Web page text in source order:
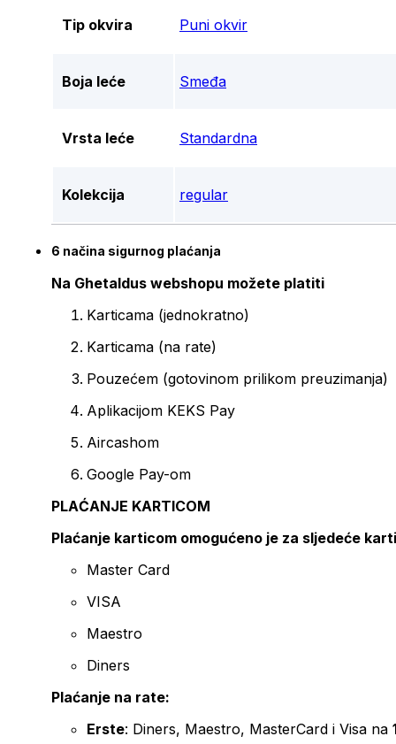
Tip okvira Puni okvir
Boja leće Smeđa
Vrsta leće Standardna
Kolekcija regular
6 načina sigurnog plaćanja
Na Ghetaldus webshopu možete platiti
Karticama (jednokratno)
Karticama (na rate)
Pouzećem (gotovinom prilikom preuzimanja)
Aplikacijom KEKS Pay
Aircashom
Google Pay-om
PLAĆANJE KARTICOM
Plaćanje karticom omogućeno je za sljedeće
Master Card
VISA
Maestro
Diners
Plaćanje na rate:
Erste: Diners, Maestro, MasterCard i Visa na